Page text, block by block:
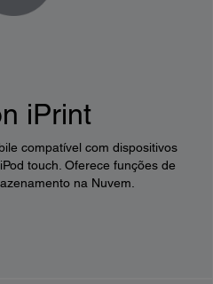
iPrint
compatível com dispositivos
touch. Oferece funções de
na Nuvem.